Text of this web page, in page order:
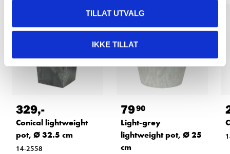
TILLAT UTVALG
IKKE TILLAT
329,-
Conical lightweight
pot, Ø 32.5 cm
14-2558
7990
Light-grey
lightweight pot, Ø 25
cm